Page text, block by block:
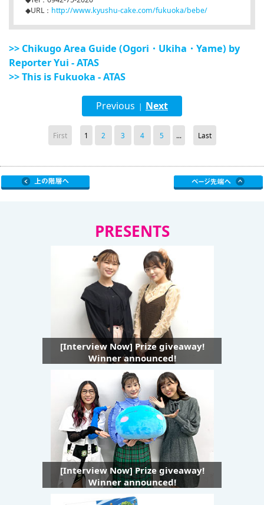
◆URL： http://www.kyushu-cake.com/fukuoka/bebe/
>> Chikugo Area Guide (Ogori・Ukiha・Yame) by
Reporter Yui - ATAS
>> This is Fukuoka - ATAS
Previous | Next
First 1 2 3 4 5 ... Last
PRESENTS
[Interview Now] Prize giveaway!
Winner announced!
[Interview Now] Prize giveaway!
Winner announced!